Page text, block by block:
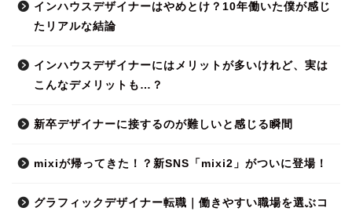
インハウスデザイナーはやめとけ？10年働いた僕が感じ
たリアルな結論
インハウスデザイナーにはメリットが多いけれど、実は
こんなデメリットも…？
新卒デザイナーに接するのが難しいと感じる瞬間
mixiが帰ってきた！？新SNS「mixi2」がついに登場！
グラフィックデザイナー転職｜働きやすい職場を選ぶコ